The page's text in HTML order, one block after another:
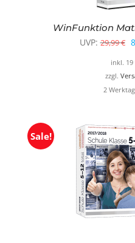
WinFunktion
UVP: 29,99€
inkl. 19
zzgl.
2
Sale!